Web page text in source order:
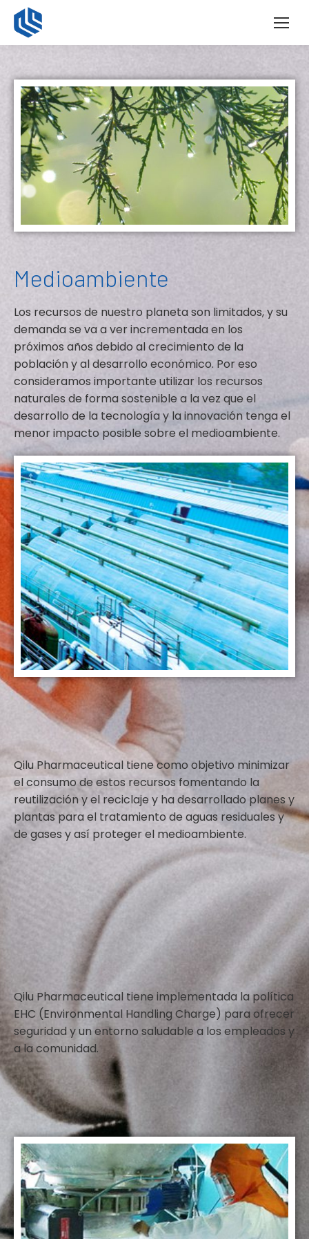
Medioambiente
Los recursos de nuestro planeta son limitados, y su
demanda se va a ver incrementada en los
próximos años debido al crecimiento de la
población y al desarrollo económico. Por eso
consideramos importante utilizar los recursos
naturales de forma sostenible a la vez que el
desarrollo de la tecnología y la innovación tenga el
menor impacto posible sobre el medioambiente.
Qilu Pharmaceutical tiene como objetivo minimizar
el consumo de estos recursos fomentando la
reutilización y el reciclaje y ha desarrollado planes y
plantas para el tratamiento de aguas residuales y
de gases y así proteger el medioambiente.
Qilu Pharmaceutical tiene implementada la política
EHC (Environmental Handling Charge) para ofrecer
seguridad y un entorno saludable a los empleados y
a la comunidad.